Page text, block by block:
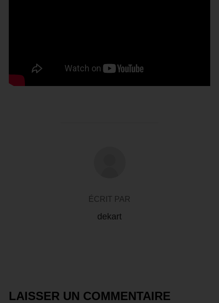
ÉCRIT PAR
dekart
LAISSER UN COMMENTAIRE